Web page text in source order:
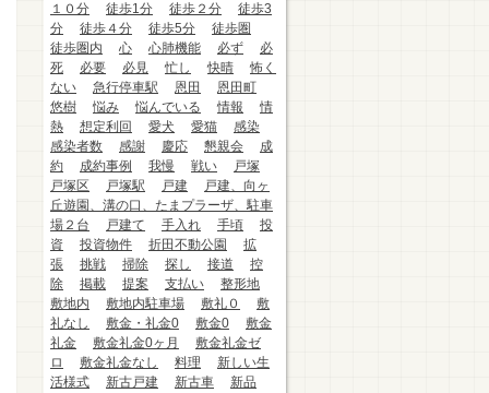
１０分
徒歩1分 徒歩２分
徒歩3
分
徒歩４分 徒歩5分
徒歩圏
徒歩圏内
心 心肺機能 必ず
必
死
必要 必見 忙し 快晴
怖く
ない
急行停車駅 恩田
恩田町
悠樹
悩み 悩んでいる 情報
情
熱
想定利回 愛犬 愛猫
感染
感染者数
感謝 慶応 懇親会
成
約
成約事例 我慢 戦い
戸塚
戸塚区
戸塚駅 戸建
戸建、向ヶ
丘遊園、溝の口、たまプラーザ、駐車
場２台
戸建て 手入れ 手頃
投
資
投資物件 折田不動公園
拡
張
挑戦 掃除 探し 接道
控
除
掲載 提案 支払い
整形地
敷地内
敷地内駐車場 敷礼０
敷
礼なし
敷金・礼金0 敷金0
敷金
礼金
敷金礼金0ヶ月
敷金礼金ゼ
ロ
敷金礼金なし 料理
新しい生
活様式
新古戸建 新古車
新品